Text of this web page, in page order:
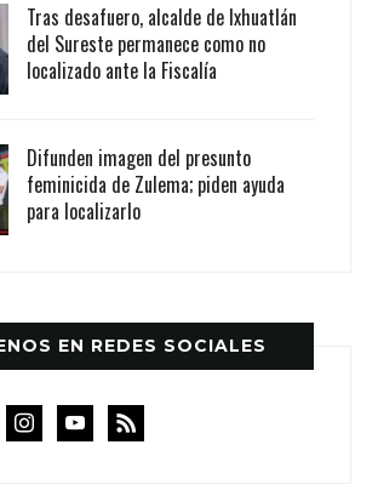
Tras desafuero, alcalde de Ixhuatlán
del Sureste permanece como no
localizado ante la Fiscalía
Difunden imagen del presunto
feminicida de Zulema; piden ayuda
para localizarlo
EN REDES SOCIALES
instagramyoutube
rss